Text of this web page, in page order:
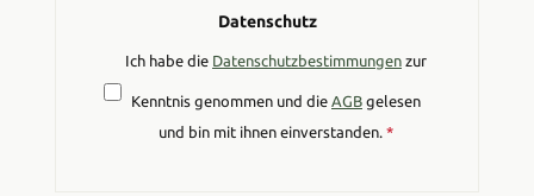
Datenschutz
Ich habe die Datenschutzbestimmungen zur
Kenntnis genommen und die AGB gelesen
und bin mit ihnen einverstanden. *